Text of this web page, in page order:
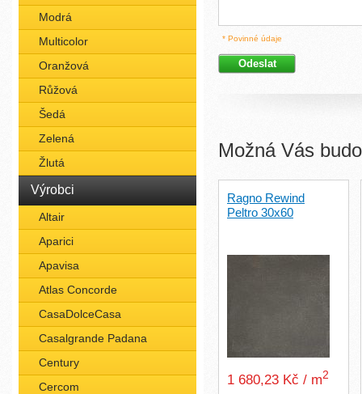
Modrá
Multicolor
Oranžová
Růžová
Šedá
Zelená
Žlutá
Výrobci
Altair
Aparici
Apavisa
Atlas Concorde
CasaDolceCasa
Casalgrande Padana
Century
Cercom
* Povinné údaje
Možná Vás
Ragno Rewind
Peltro 30x60
1 680,23 Kč / m2